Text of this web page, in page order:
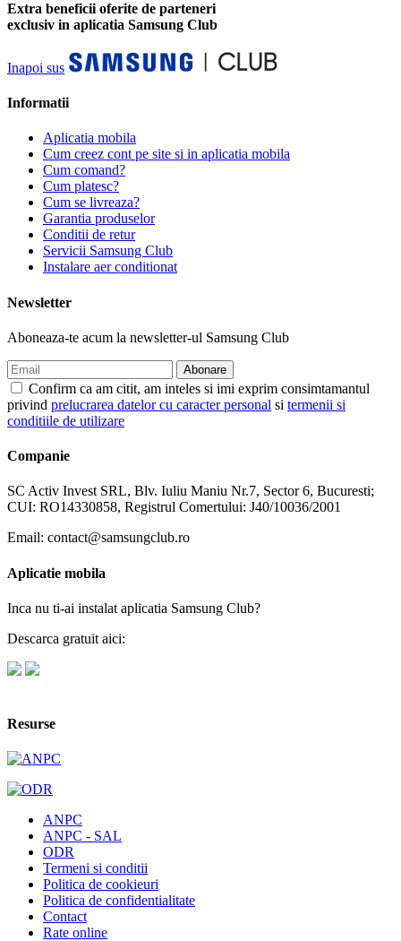
Extra beneficii oferite de parteneri
exclusiv in aplicatia Samsung Club
Inapoi sus
Informatii
Aplicatia mobila
Cum creez cont pe site si in aplicatia mobila
Cum comand?
Cum platesc?
Cum se livreaza?
Garantia produselor
Conditii de retur
Servicii Samsung Club
Instalare aer conditionat
Newsletter
Aboneaza-te acum la newsletter-ul Samsung Club
Confirm ca am citit, am inteles si imi exprim consimtamantul
privind prelucrarea datelor cu caracter personal si termenii si
conditiile de utilizare
Companie
SC Activ Invest SRL, Blv. Iuliu Maniu Nr.7, Sector 6, Bucuresti;
CUI: RO14330858, Registrul Comertului: J40/10036/2001
Email: contact@samsungclub.ro
Aplicatie mobila
Inca nu ti-ai instalat aplicatia Samsung Club?
Descarca gratuit aici:
Resurse
ANPC
ANPC - SAL
ODR
Termeni si conditii
Politica de cookieuri
Politica de confidentialitate
Contact
Rate online